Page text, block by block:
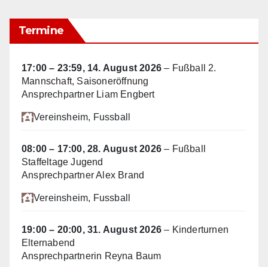
Termine
17:00 – 23:59, 14. August 2026 – Fußball 2.
Mannschaft, Saisoneröffnung
Ansprechpartner Liam Engbert
Vereinsheim, Fussball
08:00 – 17:00,28. August 2026 – Fußball
Staffeltage Jugend
Ansprechpartner Alex Brand
Vereinsheim, Fussball
19:00 – 20:00,31. August 2026 – Kinderturnen
Elternabend
Ansprechpartnerin Reyna Baum